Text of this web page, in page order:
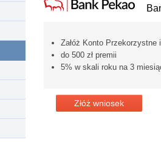
Załóż Konto Przekorzystne
do 500 zł premii
5% w skali roku na 3
Złóż wniosek